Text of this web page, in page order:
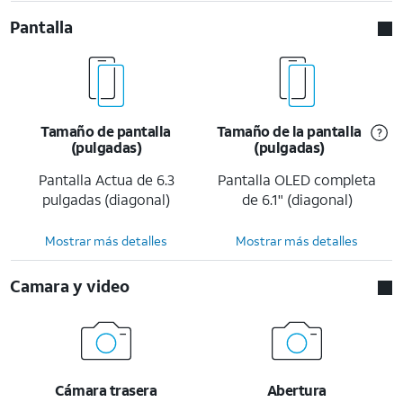
Pantalla
Tamaño de pantalla
(pulgadas)
Pantalla Actua de 6.3
pulgadas (diagonal)
Tamaño de la pantalla
(pulgadas)
Pantalla OLED completa
de 6.1" (diagonal)
Mostrar más detalles Mostrar más detalles
Camara y video
Cámara trasera
Abertura